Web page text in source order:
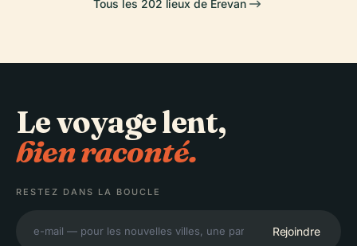
Tous les 202 lieux de Erevan
Le voyage lent,
bien raconté.
RESTEZ DANS LA BOUCLE
Rejoindre